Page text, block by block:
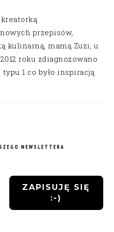
przepisów,
kulinarną, mamą Zuzi, u
roku zdiagnozowano
typu 1 co było inspiracją
NEWSLETTERA